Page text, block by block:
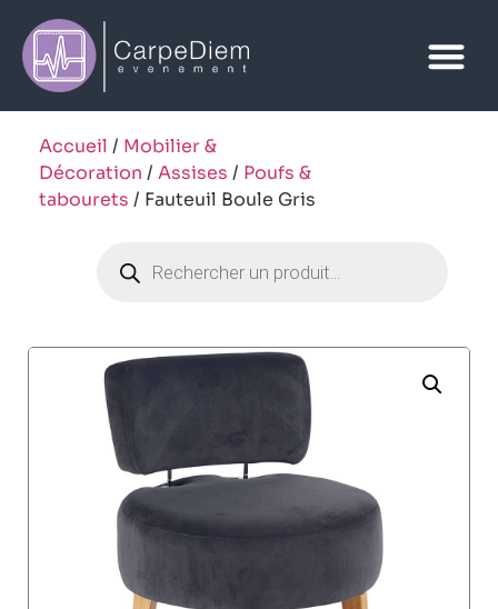
Accueil / Mobilier &
Décoration / Assises / Poufs &
tabourets / Fauteuil Boule Gris